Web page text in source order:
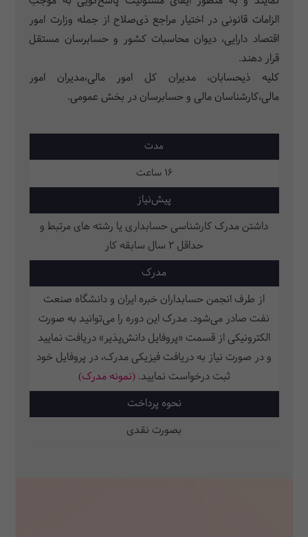
الزامات قانونی در اختیار مراجع ذی‌صلاح از جمله وزارت امور
اقتصاد دارایی، دیوان محاسبات کشور و حسابرسان مستقل
قرار دهند.
کلیه ذیحسابان، مدیران کل امور مالی،مدیران امور
مالی،کارشناسان مالی و حسابرسان در بخش عمومی.
مدت
16 ساعت
پیش‌نیاز
داشتن مدرک کارشناسی حسابداری یا رشته های مرتبط و
حداقل 2 سال سابقه کار
مدرک
از طرف انجمن حسابداران خبره ایران و دانشگاه صنعت
نفت صادر می‌شود. مدرک این دوره را می‌توانید به صورت
الکترونیکی از قسمت «پروفایل دانش‌پذیر» دریافت نمایید
و در صورت نیاز به دریافت فیزیکی مدرک، در پروفایل خود
ثبت‌ درخواست نمایید.(نمونه مدرک)
نحوه پرداخت
بصورت نقدی